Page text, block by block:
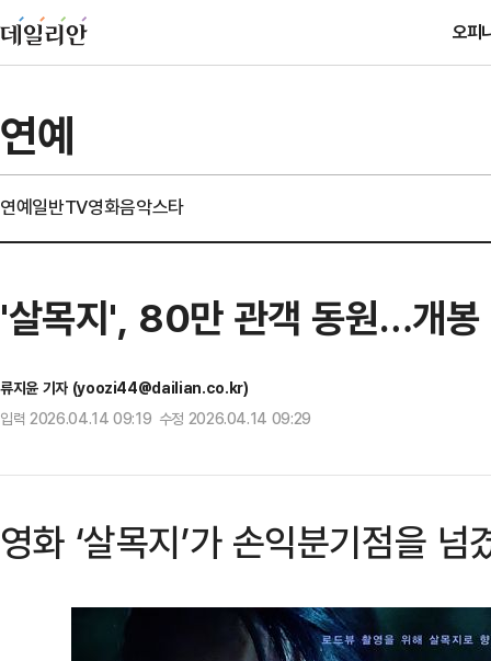
오피
연예
연예일반TV영화음악스타
'살목지', 80만 관객 동원…개봉
류지윤 기자 (yoozi44@dailian.co.kr)
입력 2026.04.14 09:19 수정 2026.04.14 09:29
영화 ‘살목지’가 손익분기점을 넘